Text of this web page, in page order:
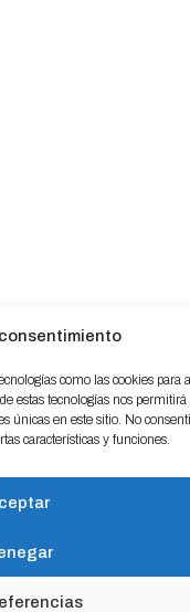
como las cookies para
estas tecnologías nos permitirá
únicas en este sitio. No
características y funciones.